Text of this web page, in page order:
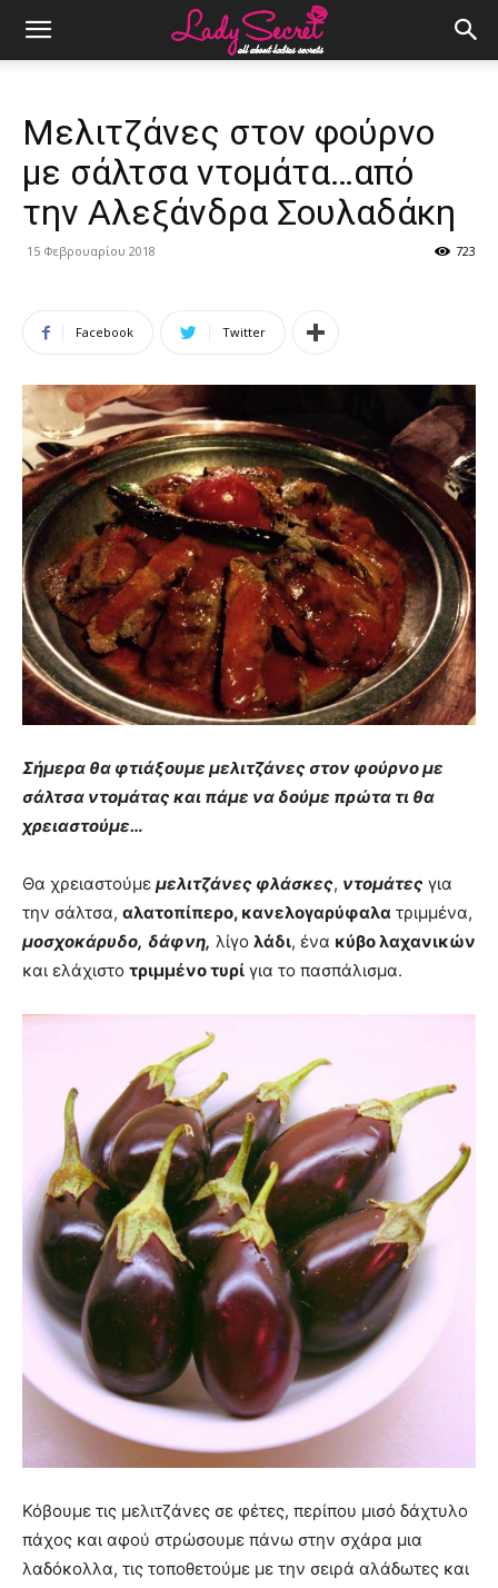
Μελιτζάνες στον φούρνο
με σάλτσα ντομάτα…από
την Αλεξάνδρα Σουλαδάκη
15 Φεβρουαρίου 2018 723
Facebook Twitter
Σήμερα θα φτιάξουμε μελιτζάνες στον φούρνο με
σάλτσα ντομάτας και πάμε να δούμε πρώτα τι θα
χρειαστούμε…
Θα χρειαστούμε μελιτζάνες φλάσκες, ντομάτες για
την σάλτσα, αλατοπίπερο, κανελογαρύφαλα τριμμένα,
μοσχοκάρυδο, δάφνη, λίγο λάδι, ένα κύβο λαχανικών
και ελάχιστο τριμμένο τυρί για το πασπάλισμα.
Κόβουμε τις μελιτζάνες σε φέτες, περίπου μισό δάχτυλο
πάχος και αφού στρώσουμε πάνω στην σχάρα μια
λαδόκολλα, τις τοποθετούμε με την σειρά αλάδωτες και